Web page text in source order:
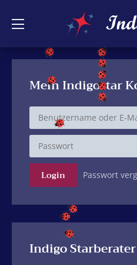
Mein Indigostar
Passwort
Indigo Starberater